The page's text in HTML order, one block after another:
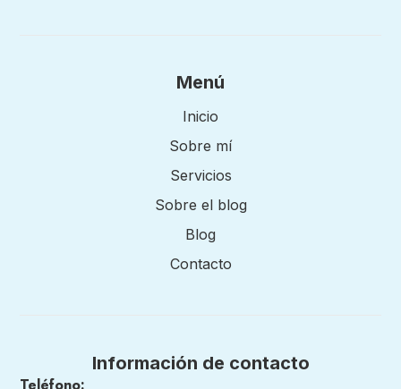
Menú
Inicio
Sobre mí
Servicios
Sobre el blog
Blog
Contacto
Información de contacto
Teléfono: